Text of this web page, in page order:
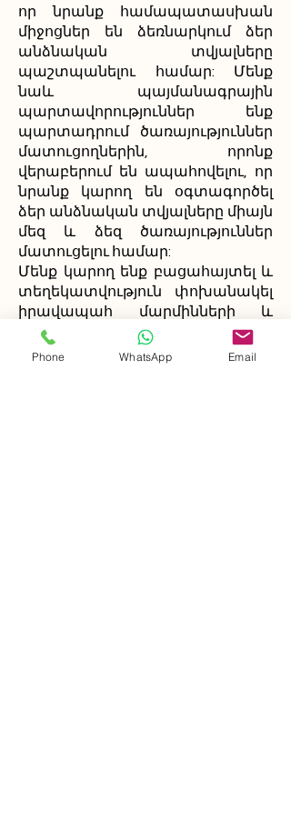
որ նրանք համապատասխան
միջոցներ են ձեռնարկում ձեր
անձնական տվյալները
պաշտպանելու համար: Մենք
նաև պայմանագրային
պարտավորություններ ենք
պարտադրում ծառայություններ
մատուցողներին, որոնք
վերաբերում են ապահովելու, որ
նրանք կարող են օգտագործել
ձեր անձնական տվյալները միայն
մեզ և ձեզ ծառայություններ
մատուցելու համար:
Մենք կարող ենք բացահայտել և
տեղեկատվություն փոխանակել
իրավապահ մարմինների և
կարգավորող մարմինների հետ՝
մեր իրավական և կարգավորող
Phone WhatsApp Email